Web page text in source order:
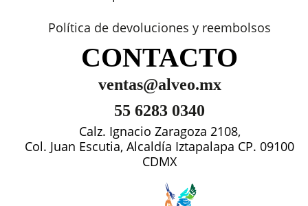
Política de devoluciones y reembolsos
CONTACTO
ventas@alveo.mx
55 6283 0340
Calz. Ignacio Zaragoza 2108,
Col. Juan Escutia, Alcaldía Iztapalapa CP. 09100
CDMX